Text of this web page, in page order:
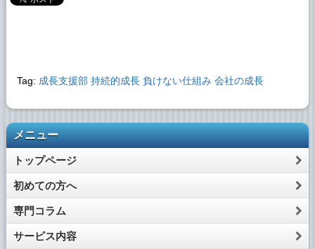
Tag: 成長支援部 持続的成長 負けない仕組み 会社の成長
メニュー
トップページ
初めての方へ
専門コラム
サービス内容